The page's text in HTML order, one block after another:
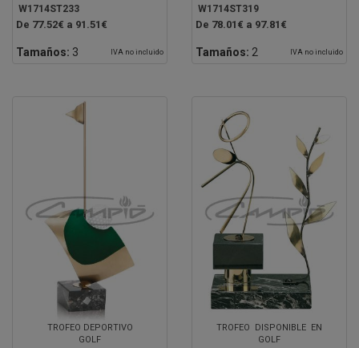
W1714ST233
De 77.52€ a 91.51€
Tamaños: 3 IVA no incluido
W1714ST319
De 78.01€ a 97.81€
Tamaños: 2 IVA no incluido
TROFEO DEPORTIVO
GOLF
TROFEO DISPONIBLE EN
GOLF